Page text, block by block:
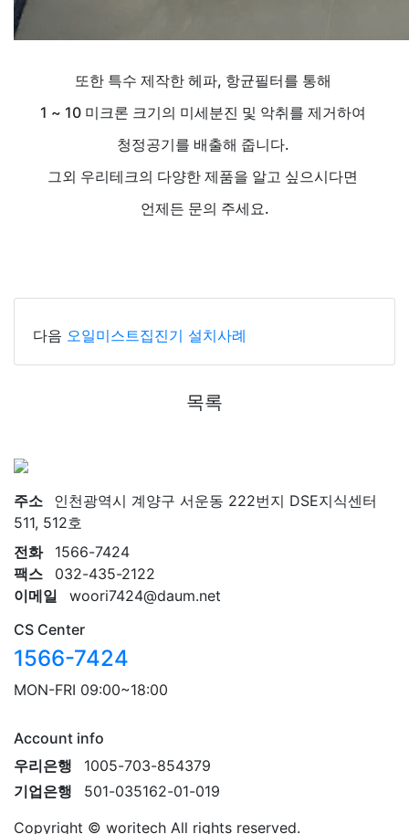
또한 특수 제작한 헤파, 항균필터를 통해
1 ~ 10 미크론 크기의 미세분진 및 악취를 제거하여
청정공기를 배출해 줍니다.
그외 우리테크의 다양한 제품을 알고 싶으시다면
언제든 문의 주세요.
다음 오일미스트집진기 설치사례
목록
주소
인천광역시 계양구 서운동 222번지 DSE지식센터
511, 512호
전화
1566-7424
팩스
032-435-2122
이메일
woori7424@daum.net
Account info
우리은행
1005-703-854379
기업은행
501-035162-01-019
CS Center
1566-7424
MON-FRI 09:00~18:00
Copyright © woritech All rights reserved.